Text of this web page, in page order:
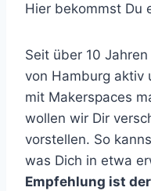
Hier bekommst Du
Seit über 10
von Hamburg aktiv
mit Makerspaces
wollen wir Dir
vorstellen. So
was Dich in etwa
Empfehlung ist der